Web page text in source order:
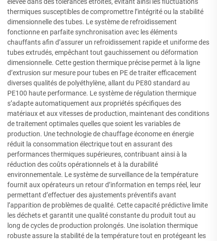
thermiques susceptibles de compromettre l’intégrité ou la stabilité
dimensionnelle des tubes. Le système de refroidissement
fonctionne en parfaite synchronisation avec les éléments
chauffants afin d’assurer un refroidissement rapide et uniforme des
tubes extrudés, empêchant tout gauchissement ou déformation
dimensionnelle. Cette gestion thermique précise permet à la ligne
d’extrusion sur mesure pour tubes en PE de traiter efficacement
diverses qualités de polyéthylène, allant du PE80 standard au
PE100 haute performance. Le système de régulation thermique
s’adapte automatiquement aux propriétés spécifiques des
matériaux et aux vitesses de production, maintenant des conditions
de traitement optimales quelles que soient les variables de
production. Une technologie de chauffage économe en énergie
réduit la consommation électrique tout en assurant des
performances thermiques supérieures, contribuant ainsi à la
réduction des coûts opérationnels et à la durabilité
environnementale. Le système de surveillance de la température
fournit aux opérateurs un retour d’information en temps réel, leur
permettant d’effectuer des ajustements préventifs avant
l’apparition de problèmes de qualité. Cette capacité prédictive limite
les déchets et garantit une qualité constante du produit tout au
long de cycles de production prolongés. Une isolation thermique
robuste assure la stabilité de la température tout en protégeant les